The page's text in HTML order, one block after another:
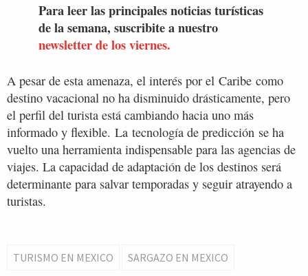
Para leer las principales noticias turísticas
de la semana, suscribite a nuestro
newsletter de los viernes.
A pesar de esta amenaza, el interés por el Caribe como
destino vacacional no ha disminuido drásticamente, pero
el perfil del turista está cambiando hacia uno más
informado y flexible. La tecnología de predicción se ha
vuelto una herramienta indispensable para las agencias de
viajes. La capacidad de adaptación de los destinos será
determinante para salvar temporadas y seguir atrayendo a
turistas.
TURISMO EN MEXICO SARGAZO EN MEXICO